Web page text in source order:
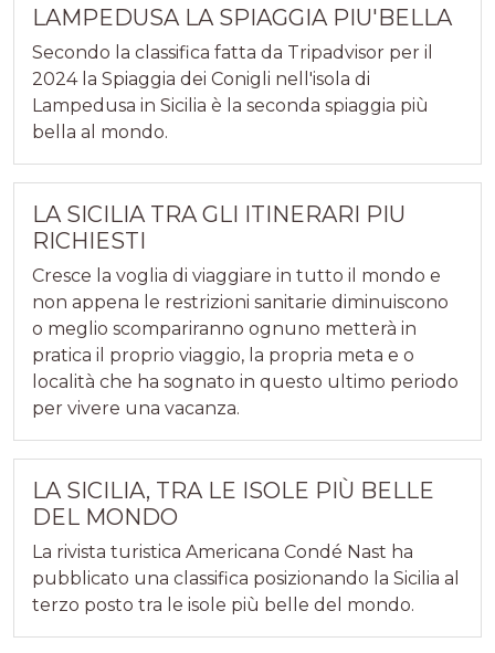
LAMPEDUSA LA SPIAGGIA PIU'BELLA
Secondo la classifica fatta da Tripadvisor per il
2024 la Spiaggia dei Conigli nell'isola di
Lampedusa in Sicilia è la seconda spiaggia più
bella al mondo.
LA SICILIA TRA GLI ITINERARI PIU
RICHIESTI
Cresce la voglia di viaggiare in tutto il mondo e
non appena le restrizioni sanitarie diminuiscono
o meglio scompariranno ognuno metterà in
pratica il proprio viaggio, la propria meta e o
località che ha sognato in questo ultimo periodo
per vivere una vacanza.
LA SICILIA, TRA LE ISOLE PIÙ BELLE
DEL MONDO
La rivista turistica Americana Condé Nast ha
pubblicato una classifica posizionando la Sicilia al
terzo posto tra le isole più belle del mondo.